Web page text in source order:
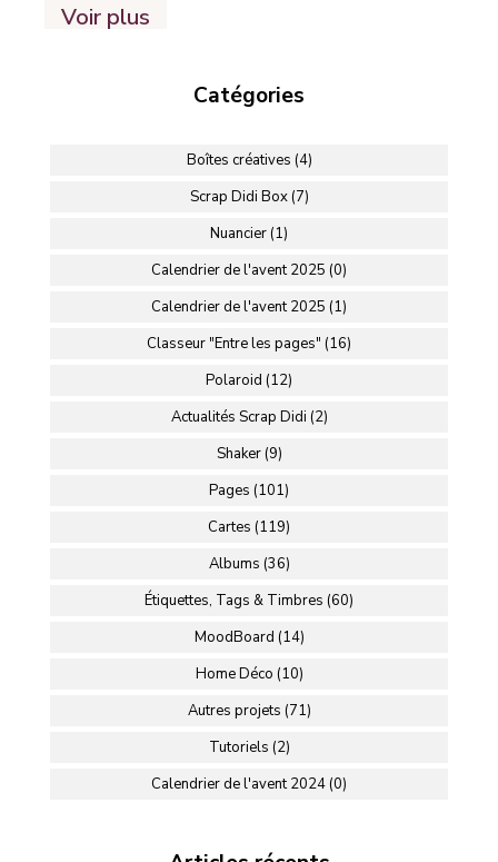
Voir plus
Catégories
Boîtes créatives (4)
Scrap Didi Box (7)
Nuancier (1)
Calendrier de l'avent 2025 (0)
Calendrier de l'avent 2025 (1)
Classeur "Entre les pages" (16)
Polaroid (12)
Actualités Scrap Didi (2)
Shaker (9)
Pages (101)
Cartes (119)
Albums (36)
Étiquettes, Tags & Timbres (60)
MoodBoard (14)
Home Déco (10)
Autres projets (71)
Tutoriels (2)
Calendrier de l'avent 2024 (0)